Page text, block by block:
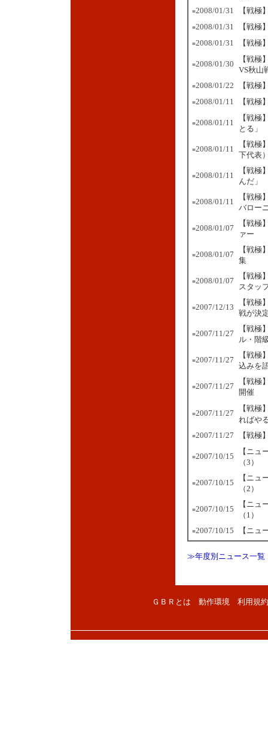
■2008/01/31 【戦極
■2008/01/31 【戦極
■2008/01/31 【戦極
■2008/01/30
【戦極
VS秋山
■2008/01/22 【戦極
■2008/01/11 【戦極
■2008/01/11
【戦極
とる」
■2008/01/11
【戦極
下代表
■2008/01/11
【戦極
んだ」
■2008/01/11
【戦極
バロー
■2008/01/07
【戦極
ァー
■2008/01/07
【戦極
集
■2008/01/07
【戦極
スタッ
■2007/12/13
【戦極
戦が決
■2007/11/27
【戦極
ル・階
■2007/11/27
【戦極
込みを
■2007/11/27
【戦極
開催
■2007/11/27
【戦極
ればや
■2007/11/27 【戦
■2007/10/15
【ニュ
（3）
■2007/10/15
【ニュ
（2）
■2007/10/15
【ニュ
（1）
■2007/10/15 【ニュ
≫年度別ニュース一覧
ＧＢＲとは 動作環境 利用規約